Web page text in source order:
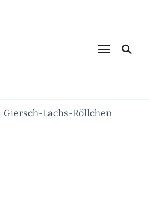
Schnabulieren, was die Natur einem
Giersch-Lachs-Röllchen